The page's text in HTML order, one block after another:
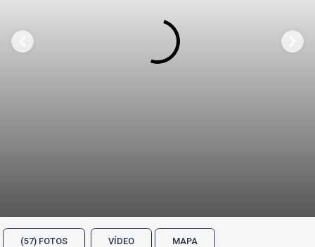
(57) FOTOS VÍDEO MAPA